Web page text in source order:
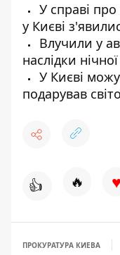
У справі про
у Києві
Влучили у
наслідки
У Києві
подарував
👍 🔥 ♥
ПРОКУРАТУРА КИЕВА